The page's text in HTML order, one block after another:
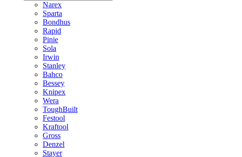
Narex
Sparta
Bondhus
Rapid
Pinie
Sola
Irwin
Stanley
Bahco
Bessey
Knipex
Wera
ToughBuilt
Festool
Kraftool
Gross
Denzel
Stayer